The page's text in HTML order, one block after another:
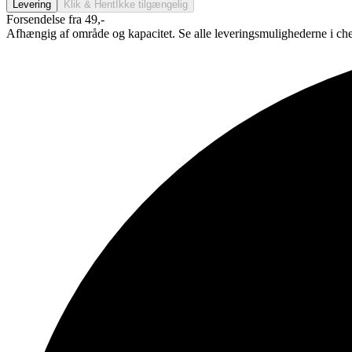
Levering Klik & Hent Ikke tilgængelig
Forsendelse fra 49,-
Afhængig af område og kapacitet. Se alle leveringsmulighederne i